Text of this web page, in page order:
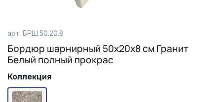
арт. БРШ.50.20.8
Бордюр шарнирный 50х20х8 см Гранит
Белый полный прокрас
Коллекция